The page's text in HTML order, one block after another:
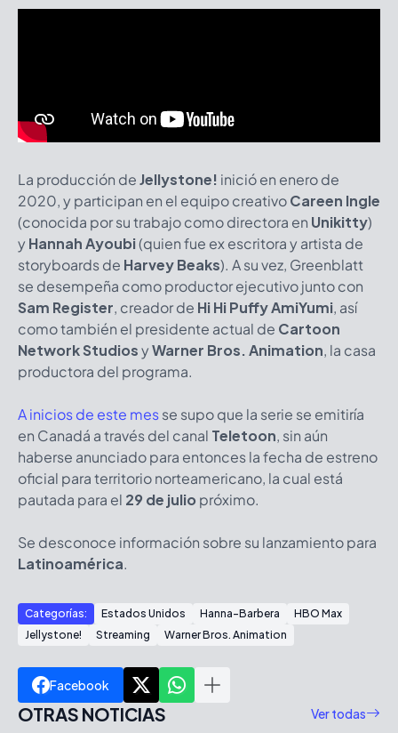
La producción deJellystone! inició en enero de
2020, y participan en el equipo creativoCareen Ingle
(conocida por su trabajo como directora en Unikitty)
yHannah Ayoubi(quien fue ex escritora y artista de
storyboards de Harvey Beaks). A su vez, Greenblatt
se desempeña como productor ejecutivo junto con
Sam Register, creador de Hi Hi Puffy AmiYumi, así
como también el presidente actual de Cartoon
Network StudiosyWarner Bros. Animation, la casa
productora del programa.
A inicios de este messe supo que la serie se emitiría
en Canadá a través del canal Teletoon, sin aún
haberse anunciado para entonces la fecha de estreno
oficial para territorio norteamericano, la cual está
pautada para el 29 de julio próximo.
Se desconoce información sobre su lanzamiento para
Latinoamérica.
Categorías: Estados Unidos Hanna-Barbera
HBO Max
Jellystone!
Streaming Warner Bros. Animation
Facebook
OTRAS NOTICIAS Ver todas